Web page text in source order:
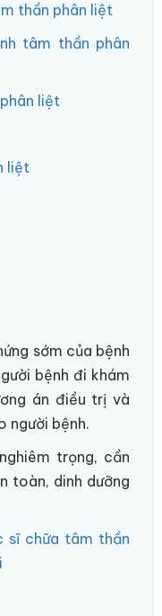
thần phân liệt
tâm thần phân
liệt
liệt
sớm của bệnh
bệnh đi khám
án điều trị và
người bệnh.
trọng, cần
toàn, dinh dưỡng
sĩ chữa tâm thần